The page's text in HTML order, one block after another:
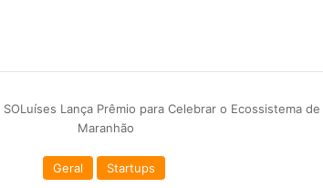
Lança Prêmio para Celebrar o Ecossistema
Maranhão
Geral Startups